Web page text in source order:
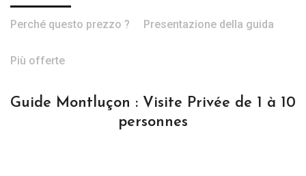
Perché questo prezzo ? Presentazione della guida
Più offerte
Guide Montluçon : Visite Privée de 1 à 10
personnes